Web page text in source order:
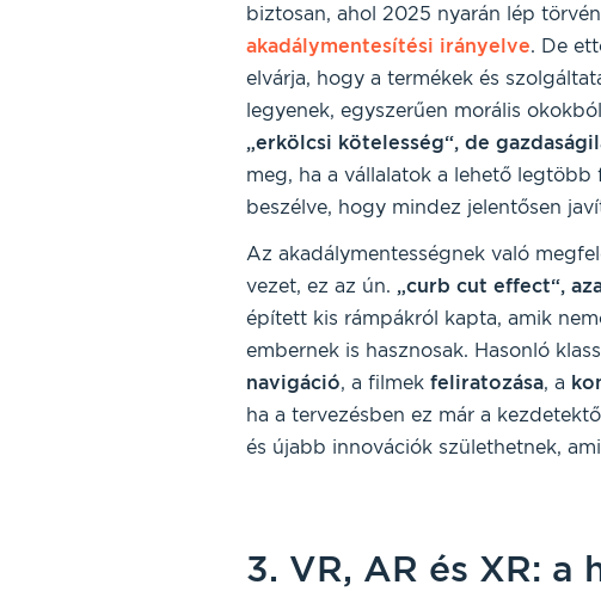
biztosan, ahol 2025 nyarán lép
akadálymentesítési irányelve. De
elvárja, hogy a termékek és
legyenek, egyszerűen morális
„erkölcsi kötelesség“, de
meg, ha a vállalatok a lehető
beszélve, hogy mindez jelentősen
Az akadálymentességnek való
vezet, ez az ún. „curb cut effect“,
épített kis rámpákról kapta, amik
embernek is hasznosak. Hasonló
navigáció, a filmek feliratozása, a
ha a tervezésben ez már a
és újabb innovációk születhetnek,
3. VR, AR és XR: a